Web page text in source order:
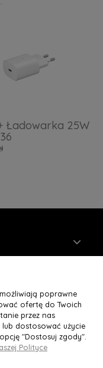
Ładowarka 25W
poprawne
ofertę do Twoich
przez nas
dostosować użycie
"Dostosuj zgody".
Polityce